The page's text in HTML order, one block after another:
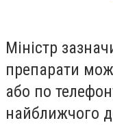
Міністр
препарати
або по
найближчого